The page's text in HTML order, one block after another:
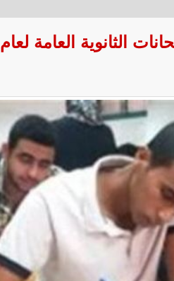
العامة لعام 2026